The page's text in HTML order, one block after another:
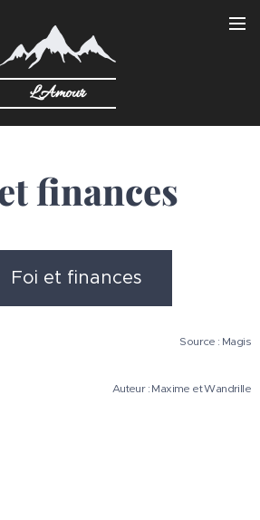
L'Amour
finances
Foi et finances
Source : Magis
Auteur : Maxime et Wandrille